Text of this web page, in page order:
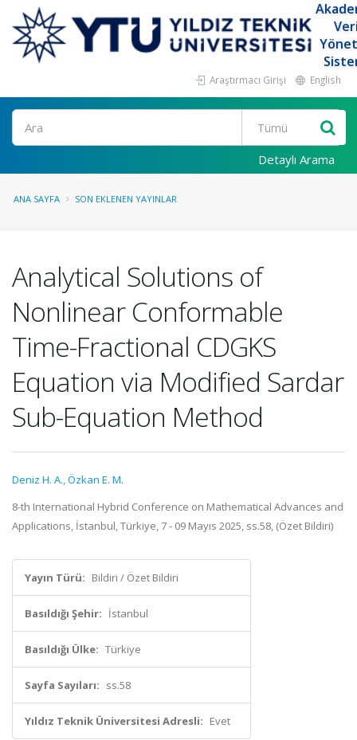
Araştırmacı Girişi English
Ara
Detaylı Arama
ANA SAYFA SON EKLENEN YAYINLAR
Analytical Solutions of
Nonlinear Conformable
Time-Fractional CDGKS
Equation via Modified Sardar
Sub-Equation Method
Deniz H. A.,Özkan E. M.
8-th International Hybrid Conference on Mathematical Advances and
Applications, İstanbul, Türkiye, 7 - 09 Mayıs 2025, ss.58, (Özet Bildiri)
Yayın Türü: Bildiri / Özet Bildiri
Basıldığı Şehir: İstanbul
Basıldığı Ülke: Türkiye
Sayfa Sayıları: ss.58
Yıldız Teknik Üniversitesi Adresli: Evet